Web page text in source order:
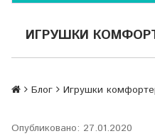
ИГРУШКИ
Блог Игрушки
Опубликовано: 27.01.2020